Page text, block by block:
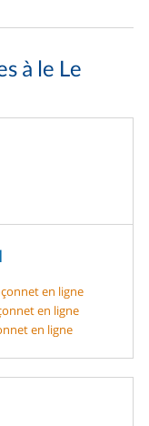
à le Le
en ligne
en ligne
en ligne